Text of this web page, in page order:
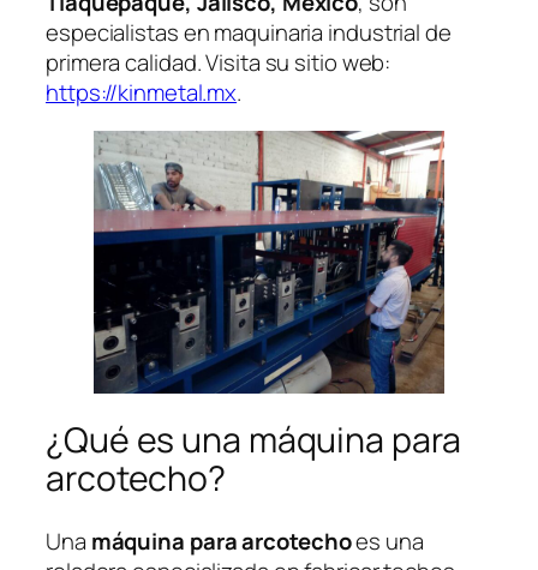
especialistas en maquinaria industrial de
primera calidad. Visita su sitio web:
https://kinmetal.mx.
¿Qué es una máquina para
arcotecho?
Una máquina para arcotechoes una